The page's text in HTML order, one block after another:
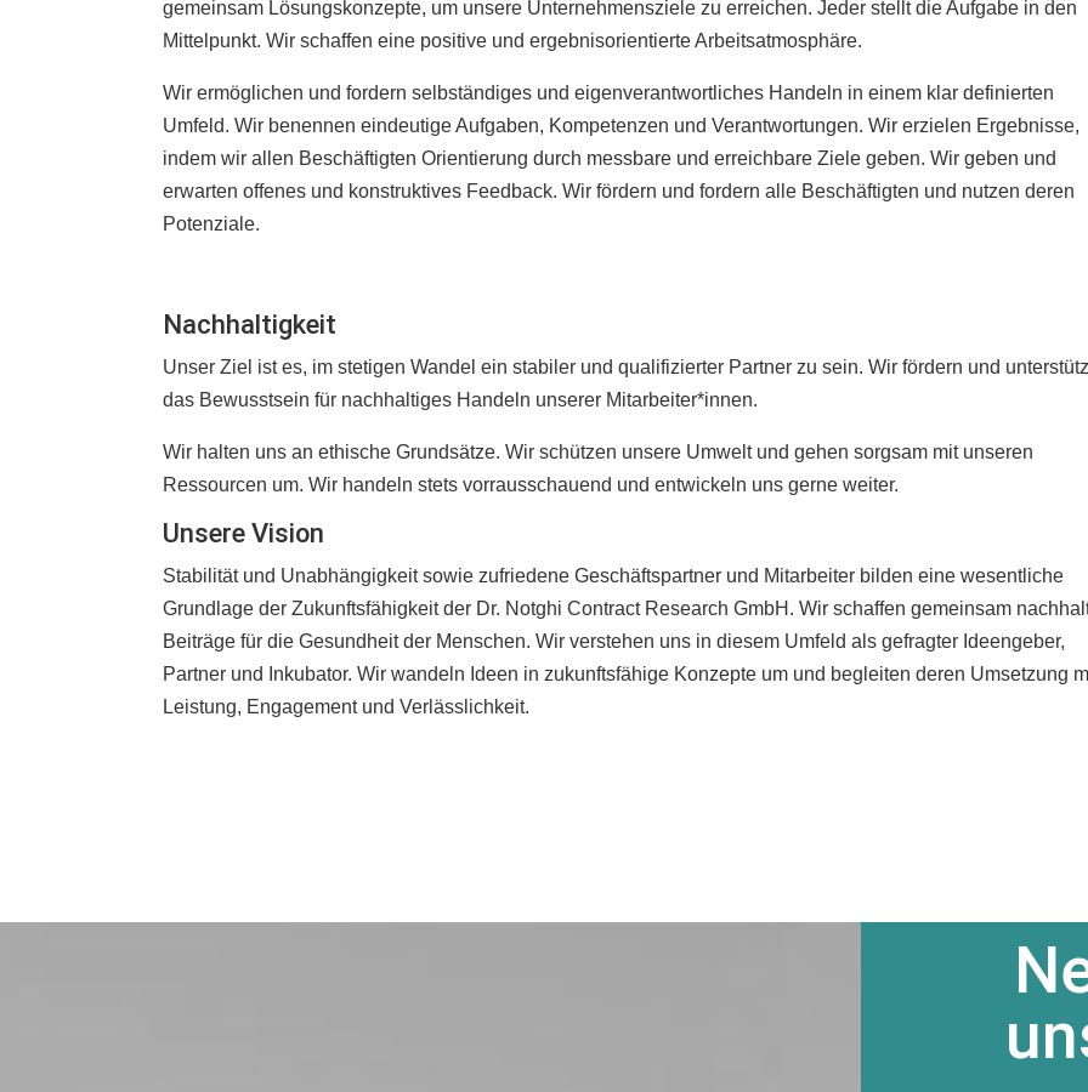
gemeinsam Lösungskonzepte, um unsere Unternehmensziele zu erreichen. Jeder stellt die Aufgabe in den
Mittelpunkt. Wir schaffen eine positive und ergebnisorientierte Arbeitsatmosphäre.
Wir ermöglichen und fordern selbständiges und eigenverantwortliches Handeln in einem klar definierten
Umfeld. Wir benennen eindeutige Aufgaben, Kompetenzen und Verantwortungen. Wir erzielen Ergebnisse,
indem wir allen Beschäftigten Orientierung durch messbare und erreichbare Ziele geben. Wir geben und
erwarten offenes und konstruktives Feedback. Wir fördern und fordern alle Beschäftigten und nutzen deren
Potenziale.
Nachhaltigkeit
Unser Ziel ist es, im stetigen Wandel ein stabiler und qualifizierter Partner zu sein. Wir fördern und
das Bewusstsein für nachhaltiges Handeln unserer Mitarbeiter*innen.
Wir halten uns an ethische Grundsätze. Wir schützen unsere Umwelt und gehen sorgsam mit unseren
Ressourcen um. Wir handeln stets vorrausschauend und entwickeln uns gerne weiter.
Unsere Vision
Stabilität und Unabhängigkeit sowie zufriedene Geschäftspartner und Mitarbeiter bilden eine wesentliche
Grundlage der Zukunftsfähigkeit der Dr. Notghi Contract Research GmbH. Wir schaffen gemeinsam
Beiträge für die Gesundheit der Menschen. Wir verstehen uns in diesem Umfeld als gefragter Ideengeber,
Partner und Inkubator. Wir wandeln Ideen in zukunftsfähige Konzepte um und begleiten deren Umsetzung
Leistung, Engagement und Verlässlichkeit.